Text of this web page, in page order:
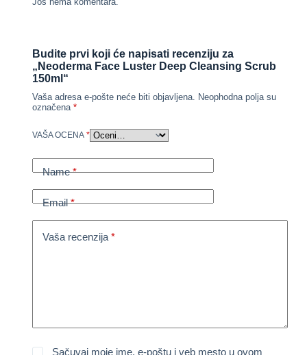
Budite prvi koji će napisati recenziju za
„Neoderma Face Luster Deep Cleansing Scrub
150ml“
Vaša adresa e-pošte neće biti objavljena. Neophodna polja su
označena *
VAŠA OCENA *
Name*
Email*
Vaša recenzija *
Sačuvaj moje ime, e-poštu i veb mesto u ovom